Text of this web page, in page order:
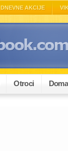
DNEVNE AKCIJE
Otroci